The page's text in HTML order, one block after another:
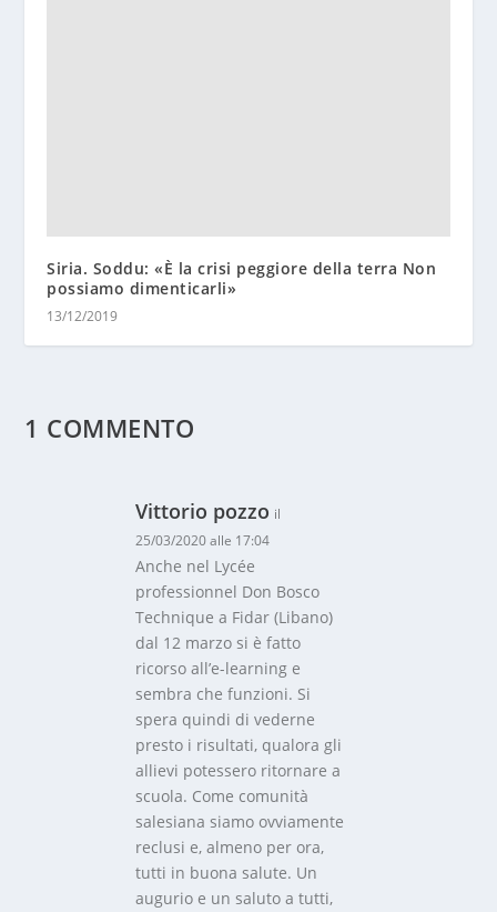
Siria. Soddu: «È la crisi peggiore della terra Non
possiamo dimenticarli»
13/12/2019
1 COMMENTO
Vittorio pozzo il
25/03/2020 alle 17:04
Anche nel Lycée
professionnel Don Bosco
Technique a Fidar (Libano)
dal 12 marzo si è fatto
ricorso all’e-learning e
sembra che funzioni. Si
spera quindi di vederne
presto i risultati, qualora gli
allievi potessero ritornare a
scuola. Come comunità
salesiana siamo ovviamente
reclusi e, almeno per ora,
tutti in buona salute. Un
augurio e un saluto a tutti,